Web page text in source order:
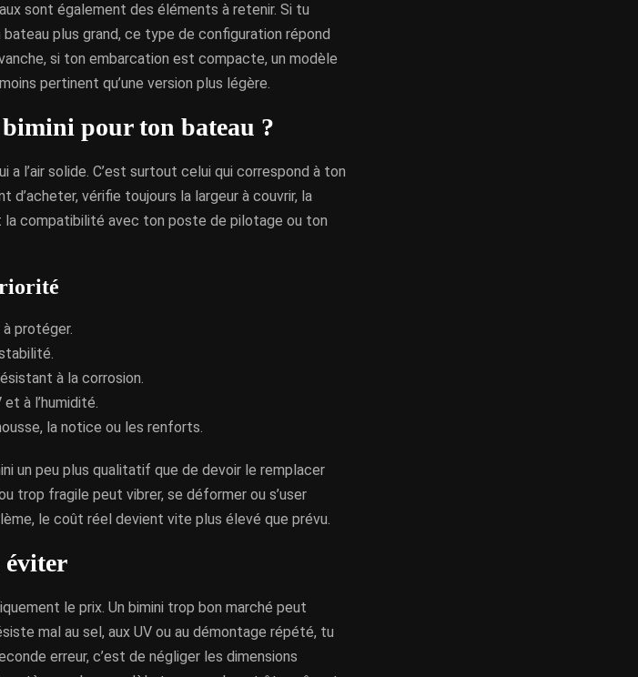
sont également des éléments à retenir. Si tu
plus grand, ce type de configuration répond
si ton embarcation est compacte, un modèle
pertinent qu’une version plus légère.
pour ton bateau ?
a l’air solide. C’est surtout celui qui correspond à ton
d’acheter, vérifie toujours la largeur à couvrir, la
la compatibilité avec ton poste de pilotage ou ton
protéger.
à la corrosion.
à l’humidité.
la notice ou les renforts.
un peu plus qualitatif que de devoir le remplacer
trop fragile peut vibrer, se déformer ou s’user
le coût réel devient vite plus élevé que prévu.
éviter
le prix. Un bimini trop bon marché peut
mal au sel, aux UV ou au démontage répété, tu
erreur, c’est de négliger les dimensions